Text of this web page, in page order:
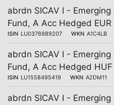
abrdn SICAV I -
Fund, A Acc Hedged EUR
ISIN LU0376989207 WKN A1C4LB
abrdn SICAV I -
Fund, A Acc Hedged
ISIN LU1558495419 WKN A2DM11
abrdn SICAV I -